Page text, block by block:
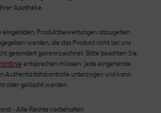
Apotheke.
eingeladen, Produktbewertungen abzugeben.
werden, die das Produkt nicht bei uns
gesondert gekennzeichnet. Bitte beachten Sie,
entsprechen müssen. Jede eingehende
Authentizitätskontrolle unterzogen und kann
oder gelöscht werden.
- Alle Rechte vorbehalten